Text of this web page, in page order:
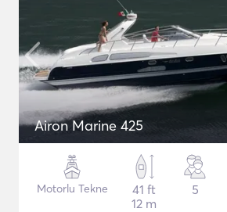
Airon Marine 425
Motorlu Tekne
41 ft
12 m
5